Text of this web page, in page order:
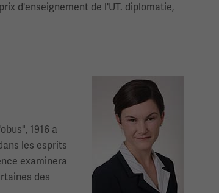
d'enseignement de l'UT. diplomatie,
Image(s)
1916 a
les esprits
examinera
des